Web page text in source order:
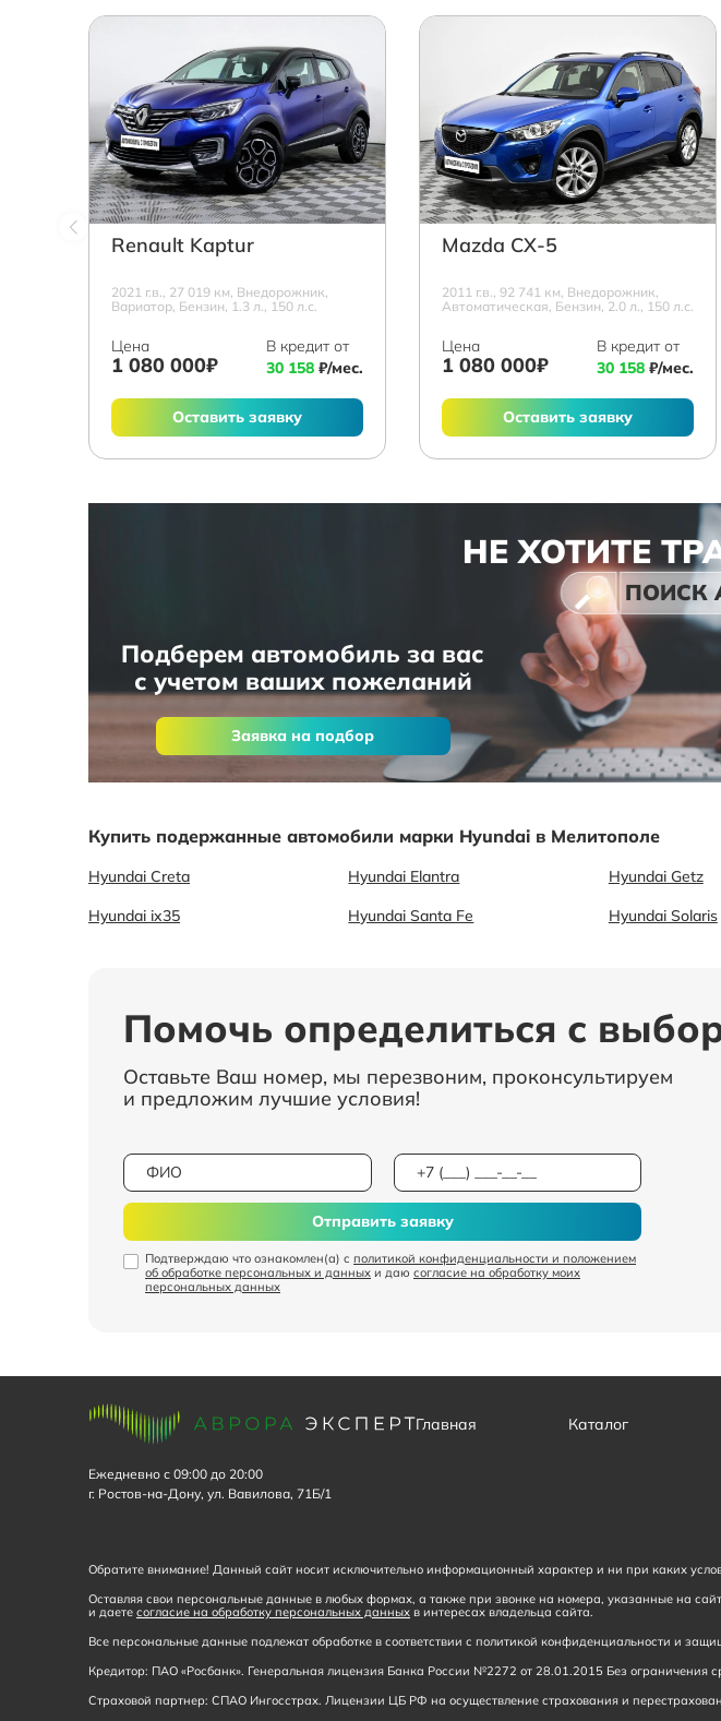
Renault Kaptur
2021 г.в., 27 019 км, Внедорожник,
Вариатор, Бензин, 1.3 л., 150 л.с.
Цена
1 080 000₽
В кредит от
30 158 ₽/мес.
Оставить заявку
Mazda СХ-5
2011 г.в., 92 741 км, Внедорожник,
Автоматическая, Бензин, 2.0 л., 150 л.с.
Цена
1 080 000₽
В кредит от
30 158 ₽/мес.
Оставить заявку
НЕ ХОТИТЕ
ПОИСК
Подберем автомобиль за вас
с учетом ваших пожеланий
Заявка на подбор
Купить подержанные автомобили марки Hyundai в Мелитополе
Hyundai Creta Hyundai Elantra Hyundai Getz
Hyundai ix35
Hyundai Santa Fe Hyundai Solaris
Помочь определиться с
Оставьте Ваш номер, мы перезвоним, проконсультируем
и предложим лучшие условия!
Подтверждаю что ознакомлен(а) с политикой конфиденциальности и положением
об обработке персональных и данных и даю согласие на обработку моих
персональных данных
Отправить заявку
Главная Каталог
Ежедневно с 09:00 до 20:00
г. Ростов-на-Дону, ул. Вавилова, 71Б/1
Обратите внимание! Данный сайт носит исключительно информационный характер и ни при каких
Оставляя свои персональные данные в любых формах, а также при звонке на номера, указанные на
и даете согласие на обработку персональных данных в интересах владельца сайта.
Все персональные данные подлежат обработке в соответствии с политикой конфиденциальности и
Кредитор: ПАО «Росбанк». Генеральная лицензия Банка России №2272 от 28.01.2015 Без ограничения
Страховой партнер: СПАО Ингосстрах. Лицензии ЦБ РФ на осуществление страхования и